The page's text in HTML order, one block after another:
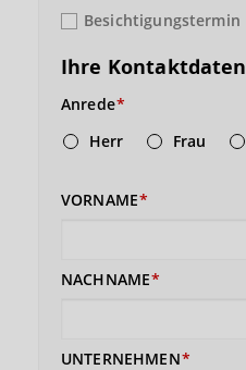
Besichtigungstermin
Ihre Kontaktdaten
Anrede
Herr
Frau
VORNAME
NACHNAME
UNTERNEHMEN